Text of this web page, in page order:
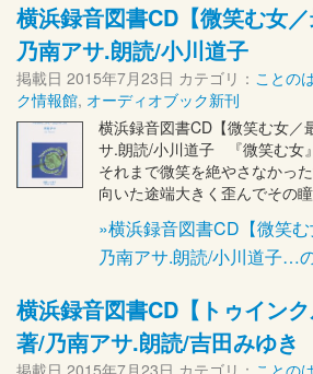
横浜録音図書CD【微笑む女
乃南アサ.朗読/小川道子
掲載日 2015年7月23日 カテゴリ： ことの
ク情報館, オーディオブック新刊
横浜録音図書CD【微笑む女
サ.朗読/小川道子 『微笑む女
それまで微笑を絶やさなかっ
向いた途端大きく歪んでその
»横浜録音図書CD【微笑
乃南アサ.朗読/小川道子…
横浜録音図書CD【トゥイン
著/乃南アサ.朗読/吉田みゆき
掲載日 2015年7月23日 カテゴリ： ことの